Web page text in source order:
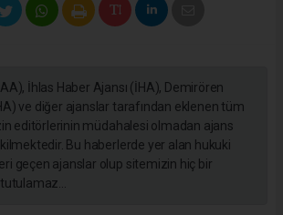
İhlas Haber Ajansı (İHA), Demirören
ve diğer ajanslar tarafından eklenen tüm
editörlerinin müdahalesi olmadan ajans
Bu haberlerde yer alan hukuki
geçen ajanslar olup sitemizin hiç bir